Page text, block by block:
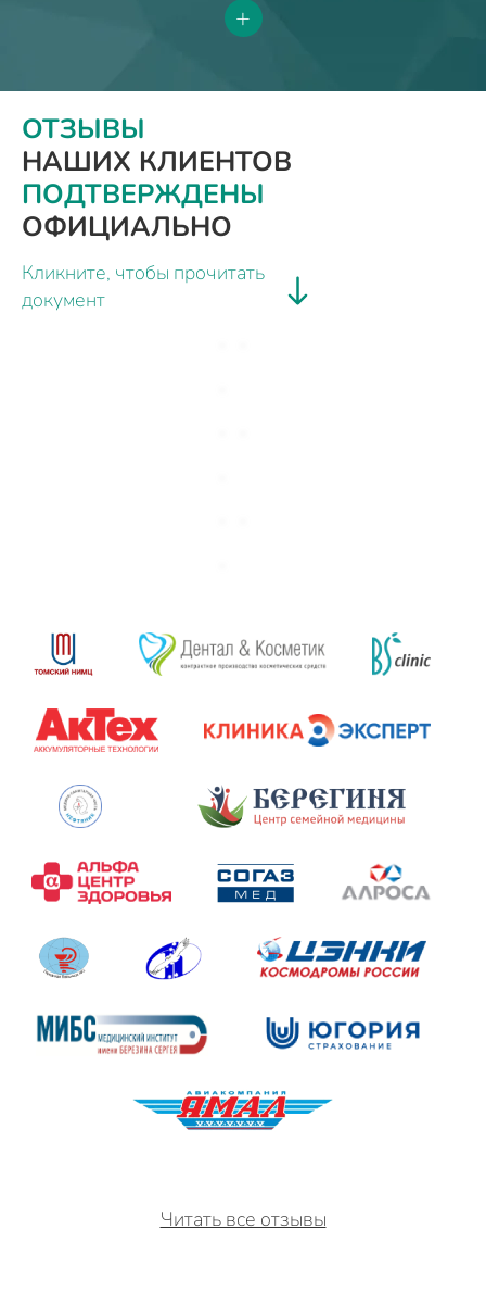
+
ОТЗЫВЫ
НАШИХ КЛИЕНТОВ
ПОДТВЕРЖДЕНЫ
ОФИЦИАЛЬНО
Кликните, чтобы прочитать
документ
Читать все отзывы